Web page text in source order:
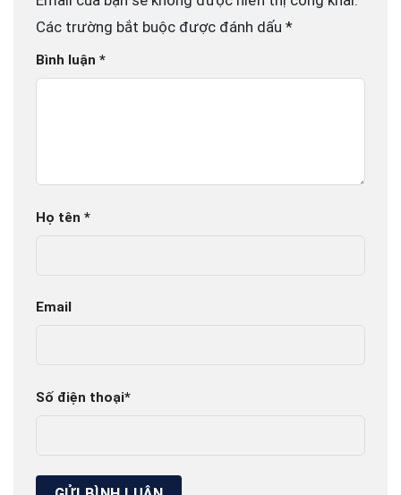
Các trường bắt buộc được đánh dấu *
Bình luận *
Họ tên *
Email
Số điện thoại*